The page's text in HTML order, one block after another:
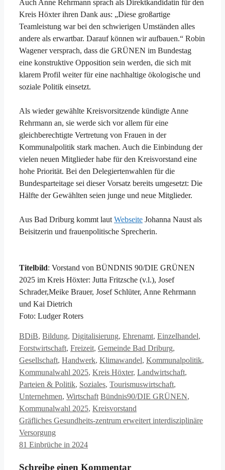
Auch Anne Rehrmann sprach als Direktkandidatin für den
Kreis Höxter ihren Dank aus: „Diese großartige
Teamleistung war bei den schwierigen Umständen alles
andere als erwartbar. Darauf können wir aufbauen.“ Robin
Wagener versprach, dass die GRÜNEN im Bundestag
eine konstruktive Opposition sein werden, die sich mit
klarem Profil weiter für eine nachhaltige ökologische und
soziale Politik einsetzt.
Als wieder gewählte Kreisvorsitzende kündigte Anne
Rehrmann an, sie werde sich vor allem für eine
gleichberechtigte Vertretung von Frauen in der
Kommunalpolitik stark machen. Auch die Einbindung der
vielen neuen Mitglieder habe für den Kreisvorstand eine
hohe Priorität. Bei den Delegiertenwahlen für die
Bundesparteitage sei dieser Vorsatz bereits umgesetzt: Die
Hälfte der Gewählten seien junge und neue Mitglieder.
Aus Bad Driburg kommt laut Webseite Johanna Naust als
Beisitzerin und frauenpolitische Sprecherin.
Titelbild: Vorstand von BÜNDNIS 90/DIE GRÜNEN
2025 im Kreis Höxter: Jutta Fritzsche (v.l.), Josef
Schrader,Meike Brauer, Josef Schlüter, Anne Rehrmann
und Kai Dietrich
Foto: Ludger Roters
Kategorien
BDiB, Bildung, Digitalisierung, Ehrenamt, Einzelhandel,
Forstwirtschaft, Freizeit, Gemeinde Bad Driburg,
Gesellschaft, Handwerk, Klimawandel, Kommunalpolitik,
Kommunalwahl 2025, Kreis Höxter, Landwirtschaft,
Parteien & Politik, Soziales, Tourismuswirtschaft,
Unternehmen, Wirtschaft Schlagwörter
Bündnis90/DIE GRÜNEN,
Kommunalwahl 2025, Kreisvorstand
Gräfliches Gesundheits-zentrum erweitert interdisziplinäre
Versorgung
81 Einbrüche in 2024
Schreibe einen Kommentar